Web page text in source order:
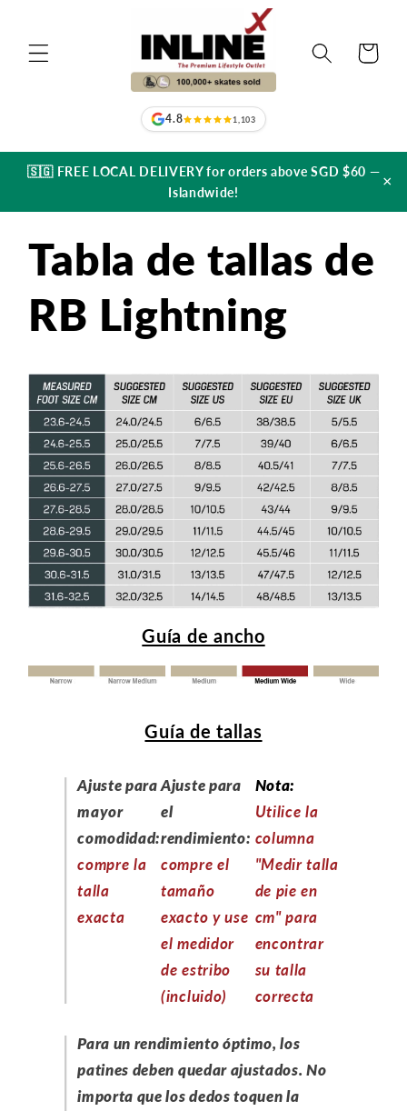
al contenido
4.8 1,103
Carrito
🇸🇬 FREE LOCAL DELIVERY for orders above SGD $60 —
Islandwide!
×
Tabla de tallas de
RB Lightning
Guía de ancho
Guía de tallas
Ajuste para
mayor
comodidad:
compre la
talla
exacta
Ajuste para
el
rendimiento:
compre el
tamaño
exacto y use
el medidor
de estribo
(incluido)
Nota:
Utilice la
columna
"Medir talla
de pie en
cm" para
encontrar
su talla
correcta
Para un rendimiento óptimo, los
patines deben quedar ajustados. No
importa que los dedos toquen la